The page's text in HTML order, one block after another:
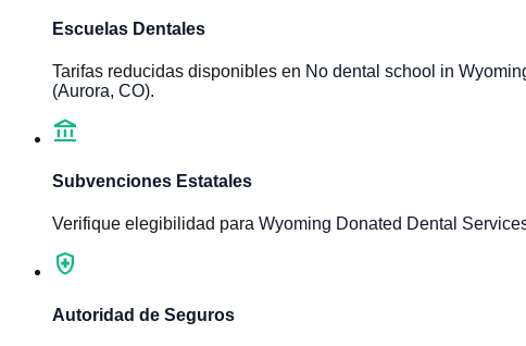
Escuelas Dentales
Tarifas reducidas disponibles en No dental school in
(Aurora, CO).
account_balance
Subvenciones Estatales
Verifique elegibilidad para Wyoming Donated Dental
health_and_safety
Autoridad de Seguros